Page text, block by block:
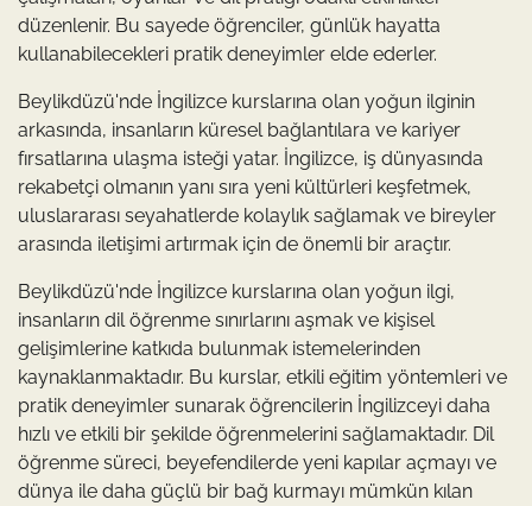
düzenlenir. Bu sayede öğrenciler, günlük hayatta
kullanabilecekleri pratik deneyimler elde ederler.
Beylikdüzü'nde İngilizce kurslarına olan yoğun ilginin
arkasında, insanların küresel bağlantılara ve kariyer
fırsatlarına ulaşma isteği yatar. İngilizce, iş dünyasında
rekabetçi olmanın yanı sıra yeni kültürleri keşfetmek,
uluslararası seyahatlerde kolaylık sağlamak ve bireyler
arasında iletişimi artırmak için de önemli bir araçtır.
Beylikdüzü'nde İngilizce kurslarına olan yoğun ilgi,
insanların dil öğrenme sınırlarını aşmak ve kişisel
gelişimlerine katkıda bulunmak istemelerinden
kaynaklanmaktadır. Bu kurslar, etkili eğitim yöntemleri ve
pratik deneyimler sunarak öğrencilerin İngilizceyi daha
hızlı ve etkili bir şekilde öğrenmelerini sağlamaktadır. Dil
öğrenme süreci, beyefendilerde yeni kapılar açmayı ve
dünya ile daha güçlü bir bağ kurmayı mümkün kılan